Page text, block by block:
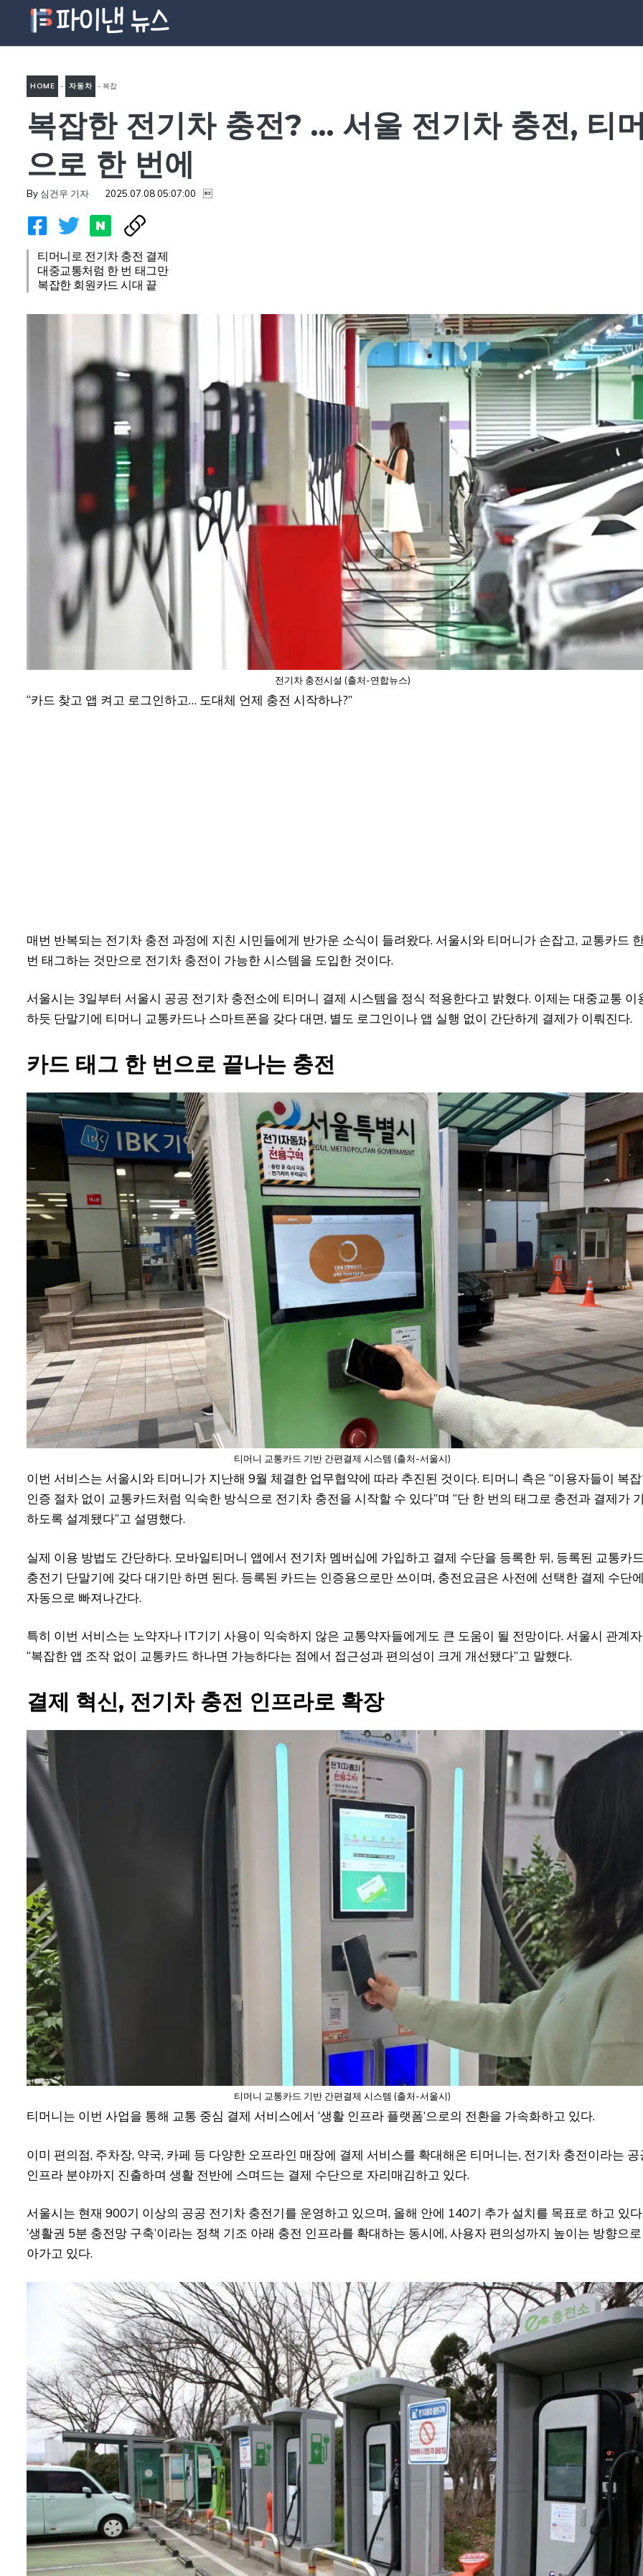
츠
HOME - 자동차 -복잡
한 전기차 충전? … 서울 전기
차 충전, 티머니 앱 연동 결제
방법으로 한 번에
복잡한 전기차 충전? … 서울 전기차 충전, 티
으로 한 번에
By 심건우 기자 2025.07.08 05:07:00 
티머니로 전기차 충전 결제
대중교통처럼 한 번 태그만
복잡한 회원카드 시대 끝
전기차 충전시설 (출처-연합뉴스)
“카드 찾고 앱 켜고 로그인하고… 도대체 언제 충전 시작하나?”
매번 반복되는 전기차 충전 과정에 지친 시민들에게 반가운 소식이 들려왔다. 서울시와 티머니가 손잡고, 교통카드
번 태그하는 것만으로 전기차 충전이 가능한 시스템을 도입한 것이다.
서울시는 3일부터 서울시 공공 전기차 충전소에 티머니 결제 시스템을 정식 적용한다고 밝혔다. 이제는 대중교통 이
하듯 단말기에 티머니 교통카드나 스마트폰을 갖다 대면, 별도 로그인이나 앱 실행 없이 간단하게 결제가 이뤄진다.
카드 태그 한 번으로 끝나는 충전
티머니 교통카드 기반 간편결제 시스템 (출처-서울시)
이번 서비스는 서울시와 티머니가 지난해 9월 체결한 업무협약에 따라 추진된 것이다. 티머니 측은 “이용자들이 복
인증 절차 없이 교통카드처럼 익숙한 방식으로 전기차 충전을 시작할 수 있다”며 “단 한 번의 태그로 충전과 결제가
하도록 설계됐다”고 설명했다.
실제 이용 방법도 간단하다. 모바일티머니 앱에서 전기차 멤버십에 가입하고 결제 수단을 등록한 뒤, 등록된 교통카
충전기 단말기에 갖다 대기만 하면 된다. 등록된 카드는 인증용으로만 쓰이며, 충전요금은 사전에 선택한 결제 수단
자동으로 빠져나간다.
특히 이번 서비스는 노약자나 IT기기 사용이 익숙하지 않은 교통약자들에게도 큰 도움이 될 전망이다. 서울시 관계
“복잡한 앱 조작 없이 교통카드 하나면 가능하다는 점에서 접근성과 편의성이 크게 개선됐다”고 말했다.
결제 혁신, 전기차 충전 인프라로 확장
티머니 교통카드 기반 간편결제 시스템 (출처-서울시)
티머니는 이번 사업을 통해 교통 중심 결제 서비스에서 ‘생활 인프라 플랫폼’으로의 전환을 가속화하고 있다.
이미 편의점, 주차장, 약국, 카페 등 다양한 오프라인 매장에 결제 서비스를 확대해온 티머니는, 전기차 충전이라는 공
인프라 분야까지 진출하며 생활 전반에 스며드는 결제 수단으로 자리매김하고 있다.
서울시는 현재 900기 이상의 공공 전기차 충전기를 운영하고 있으며, 올해 안에 140기 추가 설치를 목표로 하고 있
‘생활권 5분 충전망 구축’이라는 정책 기조 아래 충전 인프라를 확대하는 동시에, 사용자 편의성까지 높이는 방향으
아가고 있다.